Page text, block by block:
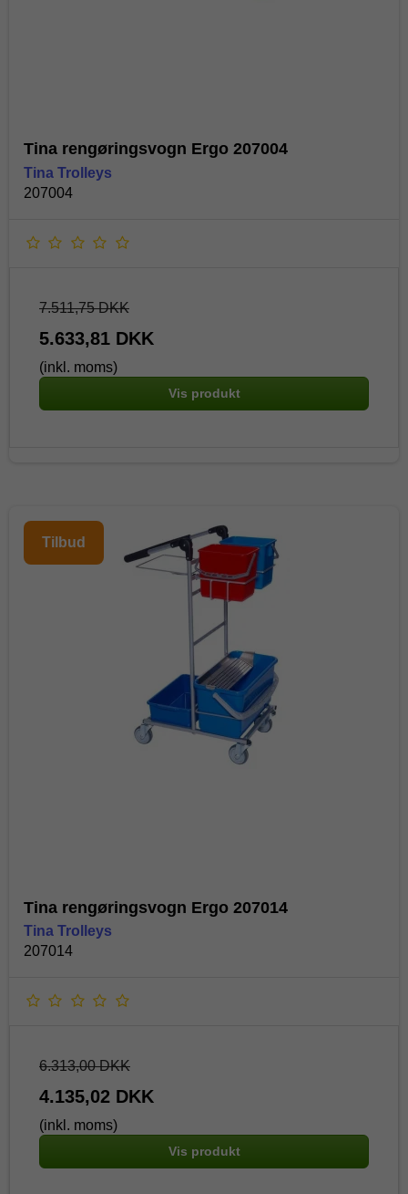
Tina rengøringsvogn Ergo 207004
Tina Trolleys
207004
7.511,75 DKK
5.633,81 DKK
(inkl. moms)
Vis produkt
Tilbud
Tina rengøringsvogn Ergo 207014
Tina Trolleys
207014
6.313,00 DKK
4.135,02 DKK
(inkl. moms)
Vis produkt